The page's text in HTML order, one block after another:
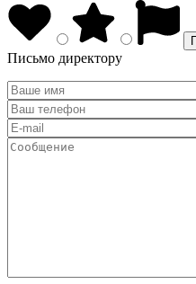
Письмо директору